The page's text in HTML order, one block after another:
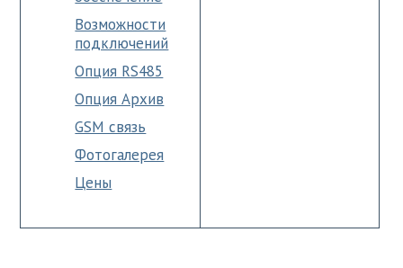
Возможности
подключений
Опция RS485
Опция Архив
GSM связь
Фотогалерея
Цены